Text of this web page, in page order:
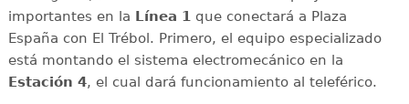
importantes en la Línea 1que conectará a Plaza
España con El Trébol. Primero, el equipo especializado
está montando el sistema electromecánico en la
Estación 4, el cual dará funcionamiento al teleférico.